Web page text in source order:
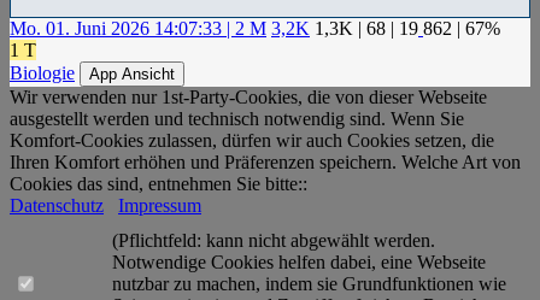
Mo. 01. Juni 2026 14:07:33 | 2 M 3,2K 1,3K | 68 | 19 862 | 67%
1 T
Biologie
App Ansicht
Wir verwenden nur 1st-Party-Cookies, die von dieser Webseite
ausgestellt werden und technisch notwendig sind. Wenn Sie
Komfort-Cookies zulassen, dürfen wir auch Cookies setzen, die
Ihren Komfort erhöhen und Präferenzen speichern. Welche Art von
Cookies das sind, entnehmen Sie bitte::
Datenschutz
Impressum
(Pflichtfeld: kann nicht abgewählt werden.
Notwendige Cookies helfen dabei, eine Webseite
nutzbar zu machen, indem sie Grundfunktionen wie